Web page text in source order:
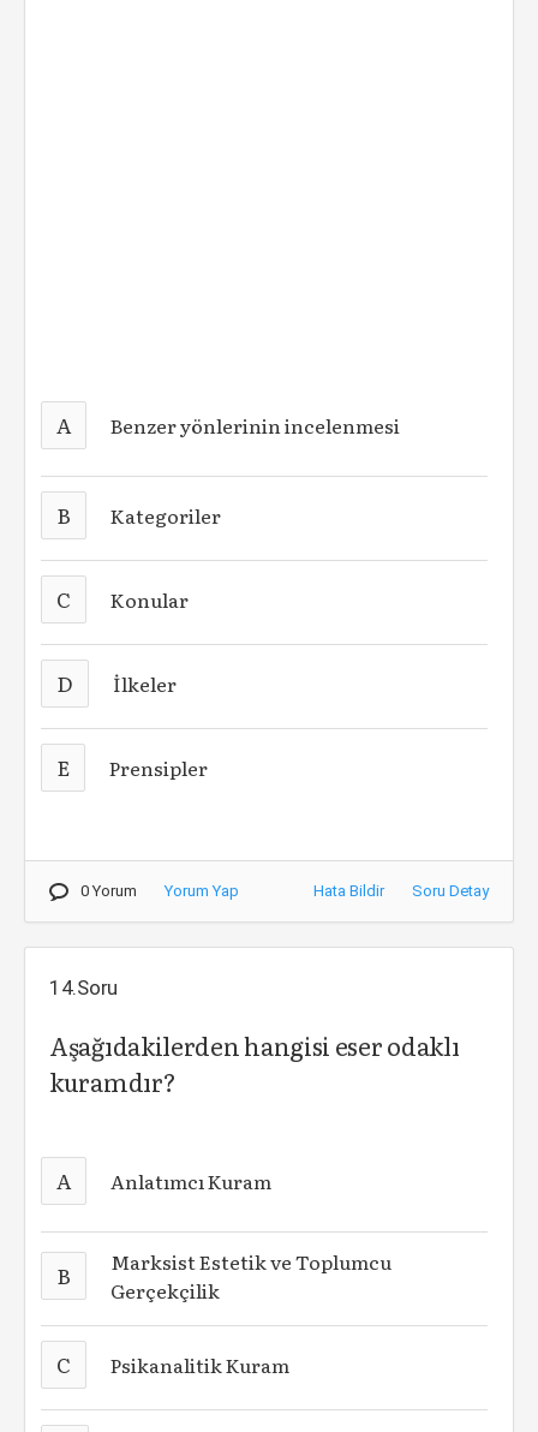
A Benzer yönlerinin incelenmesi
B Kategoriler
C Konular
D İlkeler
E Prensipler
0 Yorum Yorum Yap Hata Bildir Soru Detay
14.Soru
Aşağıdakilerden hangisi eser odaklı
kuramdır?
A Anlatımcı Kuram
B
Marksist Estetik ve Toplumcu
Gerçekçilik
C Psikanalitik Kuram